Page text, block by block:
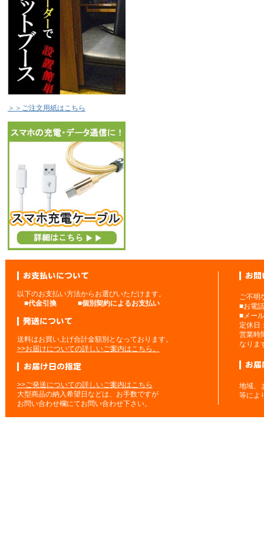
＞＞ご注文用紙はこちら
以下のお支払い方法からお選びいただけます。
■代金引換■個別契約によるお支払い
送料はお買い上げ合計金額別となっております。
>>お届けについての詳しいご案内はこちら。
>>ご発送についての詳しいご案内はこちら
大型商品の納入希望日などは、お手数ですが
お問い合わせ欄にてお問い合わせ下さい。
ご不明
■お電
■メー
定休日
営業時
なりま
地域、
等によ